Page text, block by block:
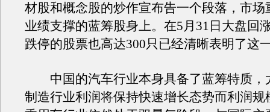
材股和概念股的炒作宣布告一个段落，市场
业绩支撑的蓝筹股身上。在5月31日大盘回
跌停的股票也高达300只已经清晰表明了这
中国的汽车行业本身具备了蓝筹特质，
制造行业利润将保持快速增长态势而利润规